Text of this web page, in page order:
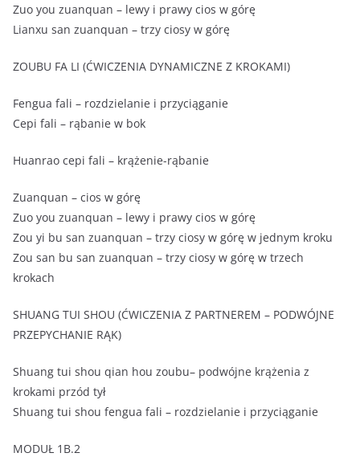
Zuo you zuanquan – lewy i prawy cios w górę
Lianxu san zuanquan – trzy ciosy w górę
ZOUBU FA LI (ĆWICZENIA DYNAMICZNE Z KROKAMI)
Fengua fali – rozdzielanie i przyciąganie
Cepi fali – rąbanie w bok
Huanrao cepi fali – krążenie-rąbanie
Zuanquan – cios w górę
Zuo you zuanquan – lewy i prawy cios w górę
Zou yi bu san zuanquan – trzy ciosy w górę w jednym kroku
Zou san bu san zuanquan – trzy ciosy w górę w trzech
krokach
SHUANG TUI SHOU (ĆWICZENIA Z PARTNEREM – PODWÓJNE
PRZEPYCHANIE RĄK)
Shuang tui shou qian hou zoubu– podwójne krążenia z
krokami przód tył
Shuang tui shou fengua fali – rozdzielanie i przyciąganie
MODUŁ 1B.2